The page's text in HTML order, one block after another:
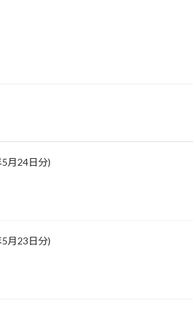
月24日分)
月23日分)